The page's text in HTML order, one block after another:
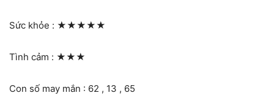
Sức khỏe : ★★★★★
Tình cảm : ★★★
Con số may mắn : 62 , 13 , 65